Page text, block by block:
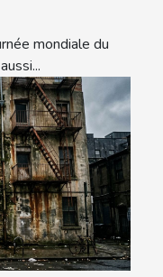
mondiale du